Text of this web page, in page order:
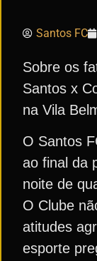
Santos FC
Sobre os
Santos x
na Vila
O Santos
ao final da
noite de
O Clube
atitudes
esporte